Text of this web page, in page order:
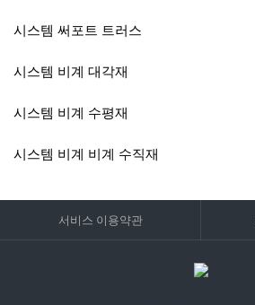
시스템 써포트 트러스
시스템 비계 대각재
시스템 비계 수평재
시스템 비계 비계 수직재
서비스 이용약관